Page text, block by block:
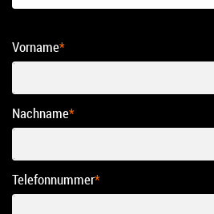
Vorname*
Nachname*
Telefonnummer*